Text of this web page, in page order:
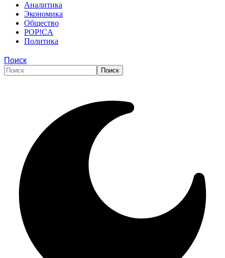
Аналитика
Экономика
Общество
POP!CA
Политика
Поиск